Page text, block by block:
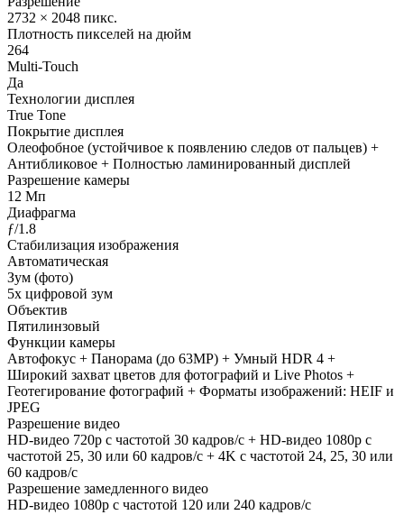
2732 × 2048 пикс.
Плотность пикселей на дюйм
264
Multi-Touch
Да
Технологии дисплея
True Tone
Покрытие дисплея
Олеофобное (устойчивое к появлению следов от пальцев) +
Антибликовое + Полностью ламинированный дисплей
Разрешение камеры
12 Мп
Диафрагма
ƒ/1.8
Стабилизация изображения
Автоматическая
Зум (фото)
5х цифровой зум
Объектив
Пятилинзовый
Функции камеры
Автофокус + Панорама (до 63MP) + Умный HDR 4 +
Широкий захват цветов для фотографий и Live Photos +
Геотегирование фотографий + Форматы изображений: HEIF и
JPEG
Разрешение видео
HD-видео 720p с частотой 30 кадров/с + HD-видео 1080p с
частотой 25, 30 или 60 кадров/ с + 4K с частотой 24, 25, 30 или
60 кадров/ с
Разрешение замедленного видео
HD-видео 1080р с частотой 120 или 240 кадров/ с